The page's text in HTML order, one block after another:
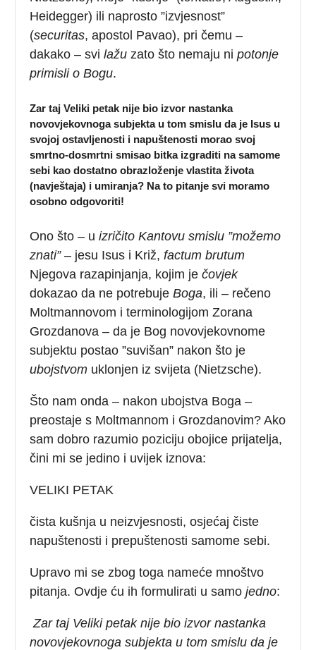
Heidegger) ili naprosto ”izvjesnost”
(securitas, apostol Pavao), pri čemu –
dakako – svilažu zato što nemaju nipotonje
primisli o Bogu.
Zar taj Veliki petak nije bio izvor nastanka
novovjekovnoga subjekta u tom smislu da je Isus u
svojoj ostavljenosti i napuštenosti morao svoj
smrtno-dosmrtni smisao bitka izgraditi na samome
sebi kao dostatno obrazloženje vlastita života
(navještaja) i umiranja? Na to pitanje svi moramo
osobno odgovoriti!
Ono što – uizričito Kantovu smislu ”možemo
znati”– jesu Isus i Križ,factum brutum
Njegova razapinjanja, kojim ječovjek
dokazao da ne potrebujeBoga, ili – rečeno
Moltmannovom i terminologijom Zorana
Grozdanova – da je Bog novovjekovnome
subjektu postao ”suvišan” nakon što je
ubojstvom uklonjen iz svijeta (Nietzsche).
Što nam onda – nakon ubojstva Boga –
preostaje s Moltmannom i Grozdanovim? Ako
sam dobro razumio poziciju obojice prijatelja,
čini mi se jedino i uvijek iznova:
VELIKI PETAK
čista kušnja u neizvjesnosti, osjećaj čiste
napuštenosti i prepuštenosti samome sebi.
Upravo mi se zbog toga nameće mnoštvo
pitanja. Ovdje ću ih formulirati u samojedno:
Zar taj Veliki petak nije bio izvor nastanka
novovjekovnoga subjekta u tom smislu da je